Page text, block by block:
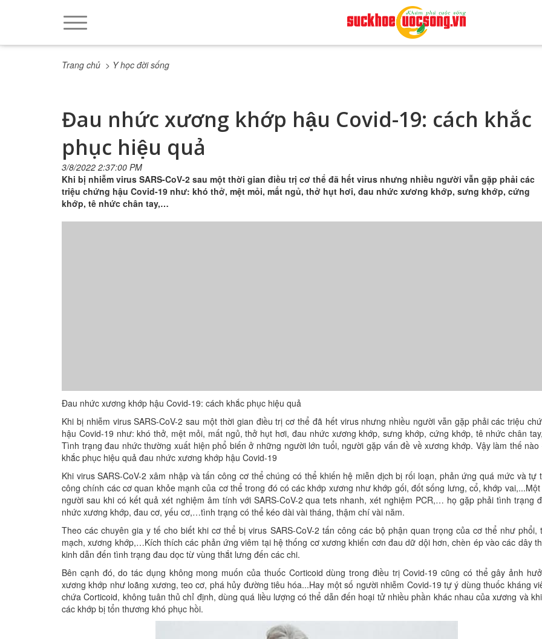
Trang chủ > Y học đời sống
Đau nhức xương khớp hậu Covid-19: cách khắc
phục hiệu quả
3/8/2022 2:37:00 PM
Khi bị nhiễm virus SARS-CoV-2 sau một thời gian điều trị cơ thể đã hết virus nhưng nhiều người vẫn gặp phải các
triệu chứng hậu Covid-19 như: khó thở, mệt mỏi, mất ngủ, thở hụt hơi, đau nhức xương khớp, sưng khớp, cứng
khớp, tê nhức chân tay,…
Đau nhức xương khớp hậu Covid-19: cách khắc phục hiệu quả
Khi bị nhiễm virus SARS-CoV-2 sau một thời gian điều trị cơ thể đã hết virus nhưng nhiều người vẫn gặp phải các triệu
hậu Covid-19 như: khó thở, mệt mỏi, mất ngủ, thở hụt hơi, đau nhức xương khớp, sưng khớp, cứng khớp, tê nhức chân
Tình trạng đau nhức thường xuất hiện phổ biến ở những người lớn tuổi, người gặp vấn đề về xương khớp. Vậy làm thế nào
khắc phục hiệu quả đau nhức xương khớp hậu Covid-19
Khi virus SARS-CoV-2 xâm nhập và tấn công cơ thể chúng có thể khiến hệ miễn dịch bị rối loạn, phản ứng quá mức và tự
công chính các cơ quan khỏe mạnh của cơ thể trong đó có các khớp xương như khớp gối, đốt sống lưng, cổ, khớp vai,...Một
người sau khi có kết quả xét nghiệm âm tính với SARS-CoV-2 qua tets nhanh, xét nghiệm PCR,… họ gặp phải tình trạng
nhức xương khớp, đau cơ, yếu cơ,…tình trạng có thể kéo dài vài tháng, thậm chí vài năm.
Theo các chuyên gia y tế cho biết khi cơ thể bị virus SARS-CoV-2 tấn công các bộ phận quan trọng của cơ thể như phổi,
mạch, xương khớp,…Kích thích các phản ứng viêm tại hệ thống cơ xương khiến cơn đau dữ dội hơn, chèn ép vào các dây
kinh dẫn đến tình trạng đau dọc từ vùng thắt lưng đến các chi.
Bên cạnh đó, do tác dụng không mong muốn của thuốc Corticoid dùng trong điều trị Covid-19 cũng có thể gây ảnh
xương khớp như loãng xương, teo cơ, phá hủy đường tiêu hóa...Hay một số người nhiễm Covid-19 tự ý dùng thuốc kháng
chứa Corticoid, không tuân thủ chỉ định, dùng quá liều lượng có thể dẫn đến hoại tử nhiều phần khác nhau của xương và
các khớp bị tổn thương khó phục hồi.